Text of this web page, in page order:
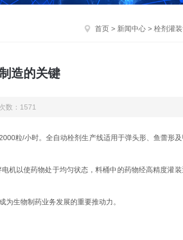
首页 > 新闻中心 > 栓剂灌
造的关键
数：1571
粒/小时。全自动栓剂生产线适用于弹头形、鱼蕾形
以使药物处于均匀状态，料桶中的药物经高精度灌
生物制药业务发展的重要推动力。